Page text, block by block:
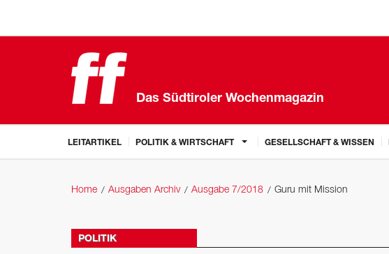
Das Südtiroler Wochenmagazin
LEITARTIKEL POLITIK & WIRTSCHAFT GESELLSCHAFT & WISSEN
Home Ausgaben Archiv Ausgabe 7/2018 Guru mit Mission
POLITIK